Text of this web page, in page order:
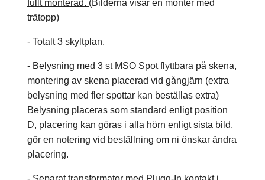
fullt monterad. (Bilderna visar en monter med
trätopp)
- Totalt 3 skyltplan.
- Belysning med 3 st MSO Spot flyttbara på skena,
montering av skena placerad vid gångjärn (extra
belysning med fler spottar kan beställas extra)
Belysning placeras som standard enligt position
D, placering kan göras i alla hörn enligt sista bild,
gör en notering vid beställning om ni önskar ändra
placering.